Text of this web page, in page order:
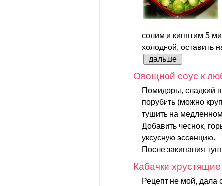
солим и кипятим 5
холодной, оставить
дальше
Овощной соус к
Помидоры, сладкий
порубить (можно
тушить на
Добавить чеснок,
уксусную эссенцию.
После закипания
Кабачки хрустящие
Рецепт не мой, дала